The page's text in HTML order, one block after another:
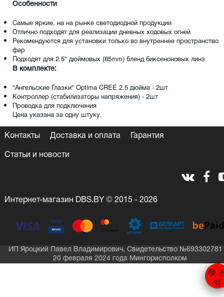
Особенности
Самые яркие, на на рынке светодиодной продукции
Отлично подходят для реализации дневных ходовых огней
Рекомендуются для установки только во внутреннее пространство
фар
Подходят для 2.5" дюймовых (85mm) бленд биксеноновых линз
В комплекте:
"Ангельские Глазки" Optima CREE 2.5 дюйма - 2шт
Контроллер (стабилизаторы напряжения) - 2шт
Проводка для подключения
Цена указана за одну штуку.
Контакты Доставка и оплата Гарантия
Статьи и новости
Интернет-магазин DBS.BY © 2015 - 2026
ИП Яроцкий Павел Владимирович. Свидетельство №693302781
20 февраля 2024 года Мингорисполком